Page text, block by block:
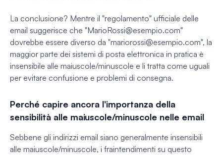
La conclusione? Mentre il "regolamento" ufficiale delle
email suggerisce che "MarioRossi@esempio.com"
dovrebbe essere diverso da "mariorossi@esempio.com", la
maggior parte dei sistemi di posta elettronica in pratica è
insensibile alle maiuscole/minuscole e li tratta come uguali
per evitare confusione e problemi di consegna.
Perché capire ancora l'importanza della
sensibilità alle maiuscole/minuscole nelle email
Sebbene gli indirizzi email siano generalmente insensibili
alle maiuscole/minuscole, i fraintendimenti su questo